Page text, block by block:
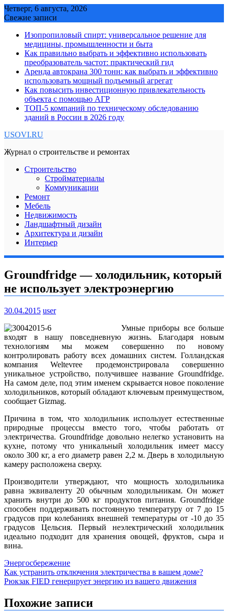
Skip
to
Четверг, 6 августа, 2026
Свежие записи
Изопропиловый спирт: универсальное решение для
медицины, промышленности и быта
Как правильно выбрать и эффективно использовать
преобразователь частот: практический гид
Аренда автокрана 300 тонн: как выбрать и эффективно
использовать мощный подъемный агрегат
Как повысить инвестиционную привлекательность
объекта с помощью АГР
ТОП-5 компаний по техническому обследованию
зданий в России в 2026 году
USOVI.RU
Журнал о строительстве и ремонтах
Строительство
Стройматериалы
Коммуникации
Ремонт
Мебель
Недвижимость
Ландшафтный дизайн
Архитектура и дизайн
Интерьер
Groundfridge — холодильник, который
не использует электроэнергию
30.04.2015 user
Умные приборы все больше
входят в нашу повседневную жизнь. Благодаря новым
технологиям мы можем совершенно по новому
контролировать работу всех домашних систем. Голландская
компания Weltevree продемонстрировала совершенно
уникальное устройство, получившее название Groundfridge.
На самом деле, под этим именем скрывается новое поколение
холодильников, который обладают ключевым преимуществом,
сообщает Gizmag.
Причина в том, что холодильник использует естественные
природные процессы вместо того, чтобы работать от
электричества. Groundfridge довольно нелегко установить на
кухне, потому что уникальный холодильник имеет массу
около 300 кг, а его диаметр равен 2,2 м. Дверь в холодильную
камеру расположена сверху.
Производители утверждают, что мощность холодильника
равна эквиваленту 20 обычным холодильникам. Он может
хранить внутри до 500 кг продуктов питания. Groundfridge
способен поддерживать постоянную температуру от 7 до 15
градусов при колебаниях внешней температуры от -10 до 35
градусов Цельсия. Первый неэлектрический холодильник
идеально подходит для хранения овощей, фруктов, сыра и
вина.
Энергосбережение
Навигация
по
записям
Как устранить отключения электричества в вашем доме?
Рюкзак FIED генерирует энергию из вашего движения
Похожие записи